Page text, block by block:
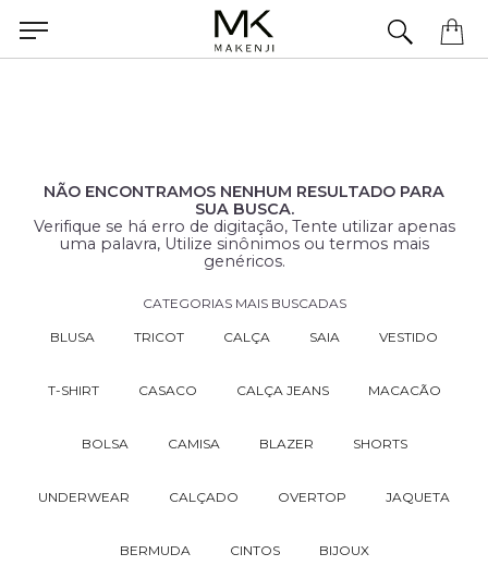
NÃO ENCONTRAMOS NENHUM RESULTADO PARA
SUA BUSCA.
Verifique se há erro de digitação, Tente utilizar apenas
uma palavra, Utilize sinônimos ou termos mais
genéricos.
CATEGORIAS MAIS BUSCADAS
BLUSA TRICOT CALÇA SAIA VESTIDO
T-SHIRT CASACO CALÇA JEANS MACACÃO
BOLSA CAMISA BLAZER SHORTS
UNDERWEAR CALÇADO OVERTOP JAQUETA
BERMUDA CINTOS BIJOUX